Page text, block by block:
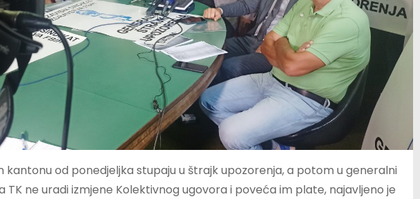
kantonu od ponedjeljka stupaju u štrajk upozorenja, a potom u generalni
TK ne uradi izmjene Kolektivnog ugovora i poveća im plate, najavljeno je